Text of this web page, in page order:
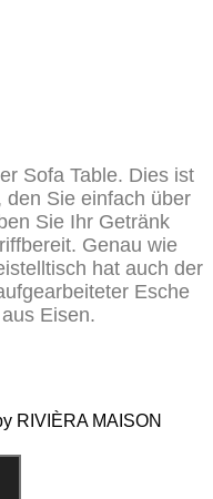
Sofa Table. Dies ist
Sie einfach über
Sie Ihr Getränk
Genau wie
hat auch der
Esche
Eisen.
RIVIÈRA MAISON